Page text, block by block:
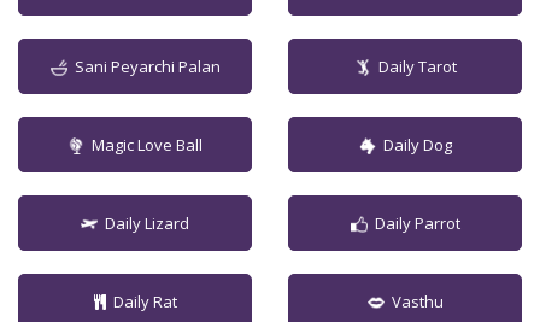
Sani Peyarchi Palan Daily Tarot
Magic Love Ball Daily Dog
Daily Lizard Daily Parrot
Daily Rat Vasthu